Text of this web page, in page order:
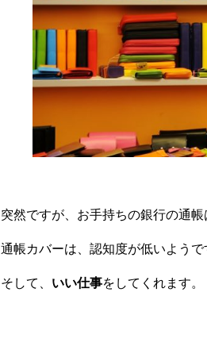
(写真は
突然ですが、お手持ちの銀行の通帳
通帳カバーは、認知度が低いよう
そして、 いい仕事をしてくれます。